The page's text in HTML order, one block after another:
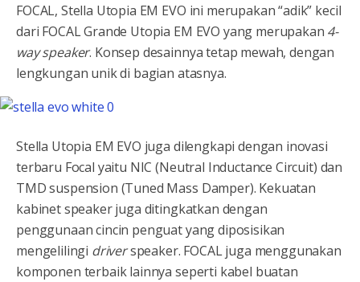
FOCAL, Stella Utopia EM EVO ini merupakan “adik” kecil
dari FOCAL Grande Utopia EM EVO yang merupakan 4-
way speaker. Konsep desainnya tetap mewah, dengan
lengkungan unik di bagian atasnya.
Stella Utopia EM EVO juga dilengkapi dengan inovasi
terbaru Focal yaitu NIC (Neutral Inductance Circuit) dan
TMD suspension (Tuned Mass Damper). Kekuatan
kabinet speaker juga ditingkatkan dengan
penggunaan cincin penguat yang diposisikan
mengelilingi driverspeaker. FOCAL juga menggunakan
komponen terbaik lainnya seperti kabel buatan